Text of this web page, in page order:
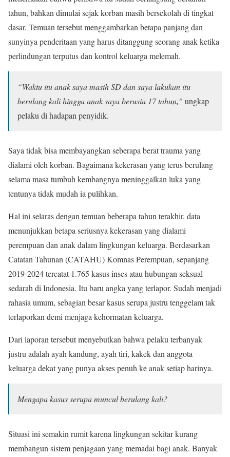
tahun, bahkan dimulai sejak korban masih bersekolah di tingkat
dasar. Temuan tersebut menggambarkan betapa panjang dan
sunyinya penderitaan yang harus ditanggung seorang anak ketika
perlindungan terputus dan kontrol keluarga melemah.
“Waktu itu anak saya masih SD dan saya lakukan itu
berulang kali hingga anak saya berusia 17 tahun,” ungkap
pelaku di hadapan penyidik.
Saya tidak bisa membayangkan seberapa berat trauma yang
dialami oleh korban. Bagaimana kekerasan yang terus berulang
selama masa tumbuh kembangnya meninggalkan luka yang
tentunya tidak mudah ia pulihkan.
Hal ini selaras dengan temuan beberapa tahun terakhir, data
menunjukkan betapa seriusnya kekerasan yang dialami
perempuan dan anak dalam lingkungan keluarga. Berdasarkan
Catatan Tahunan (CATAHU) Komnas Perempuan, sepanjang
2019-2024 tercatat 1.765 kasus inses atau hubungan seksual
sedarah di Indonesia. Itu baru angka yang terlapor. Sudah menjadi
rahasia umum, sebagian besar kasus serupa justru tenggelam tak
terlaporkan demi menjaga kehormatan keluarga.
Dari laporan tersebut menyebutkan bahwa pelaku terbanyak
justru adalah ayah kandung, ayah tiri, kakek dan anggota
keluarga dekat yang punya akses penuh ke anak setiap harinya.
Mengapa kasus serupa muncul berulang kali?
Situasi ini semakin rumit karena lingkungan sekitar kurang
membangun sistem penjagaan yang memadai bagi anak. Banyak